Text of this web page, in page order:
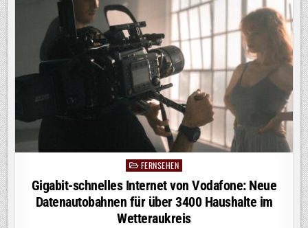
ÜBER
1800
HAUSHALTE
IM
LANDKREIS
OFFENBACH
Posted
in
FERNSEHEN
Gigabit-schnelles Internet von Vodafone: Neue
Datenautobahnen für über 3400 Haushalte im
Wetteraukreis